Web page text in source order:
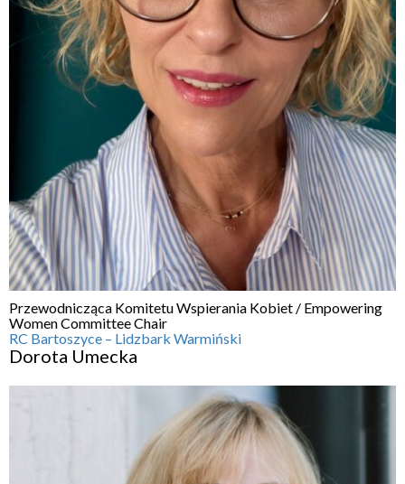
Przewodnicząca Komitetu Wspierania Kobiet / Empowering
Women Committee Chair
RC Bartoszyce – Lidzbark Warmiński
Dorota Umecka